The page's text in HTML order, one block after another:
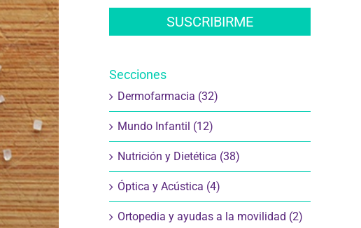
Secciones
Dermofarmacia (32)
Mundo Infantil (12)
Nutrición y Dietética (38)
Óptica y Acústica (4)
Ortopedia y ayudas a la movilidad (2)